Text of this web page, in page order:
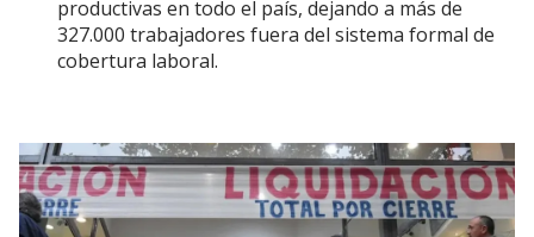
productivas en todo el país, dejando a más de
327.000 trabajadores fuera del sistema formal de
cobertura laboral.